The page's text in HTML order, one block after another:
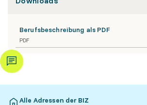
Berufsbeschreibung als PDF
PDF
Alle Adressen der BIZ